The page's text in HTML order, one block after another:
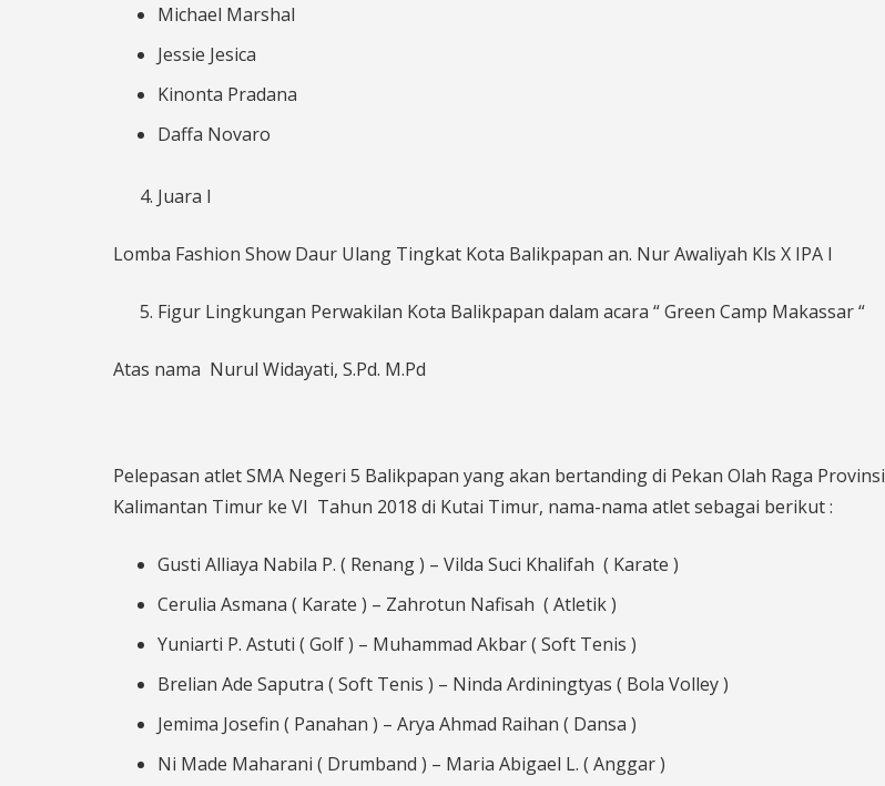
Michael Marshal
Jessie Jesica
Kinonta Pradana
Daffa Novaro
Juara I
Lomba Fashion Show Daur Ulang Tingkat Kota Balikpapan an. Nur Awaliyah Kls X IPA I
Figur Lingkungan Perwakilan Kota Balikpapan dalam acara “ Green Camp Makassar “
Atas nama Nurul Widayati, S.Pd. M.Pd
Pelepasan atlet SMA Negeri 5 Balikpapan yang akan bertanding di Pekan Olah Raga Provinsi
Kalimantan Timur ke VI Tahun 2018 di Kutai Timur, nama-nama atlet sebagai berikut :
Gusti Alliaya Nabila P. ( Renang ) – Vilda Suci Khalifah ( Karate )
Cerulia Asmana ( Karate ) – Zahrotun Nafisah ( Atletik )
Yuniarti P. Astuti ( Golf ) – Muhammad Akbar ( Soft Tenis )
Brelian Ade Saputra ( Soft Tenis ) – Ninda Ardiningtyas ( Bola Volley )
Jemima Josefin ( Panahan ) – Arya Ahmad Raihan ( Dansa )
Ni Made Maharani ( Drumband ) – Maria Abigael L. ( Anggar )